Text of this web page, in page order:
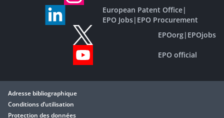
European Patent Office|
EPO Jobs| EPO Procurement
EPOorg| EPOjobs
EPO official
Adresse bibliographique
Conditions d’utilisation
Protection des données